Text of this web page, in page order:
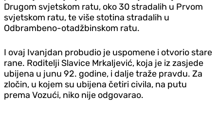
Drugom svjetskom ratu, oko 30 stradalih u Prvom
svjetskom ratu, te više stotina stradalih u
Odbrambeno-otadžbinskom ratu.
I ovaj Ivanjdan probudio je uspomene i otvorio stare
rane. Roditelji Slavice Mrkaljević, koja je iz zasjede
ubijena u junu 92. godine, i dalje traže pravdu. Za
zločin, u kojem su ubijena četiri civila, na putu
prema Vozući, niko nije odgovarao.